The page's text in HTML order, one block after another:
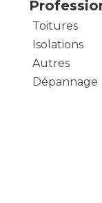
Toitures
Isolations
Autres
Dépannage